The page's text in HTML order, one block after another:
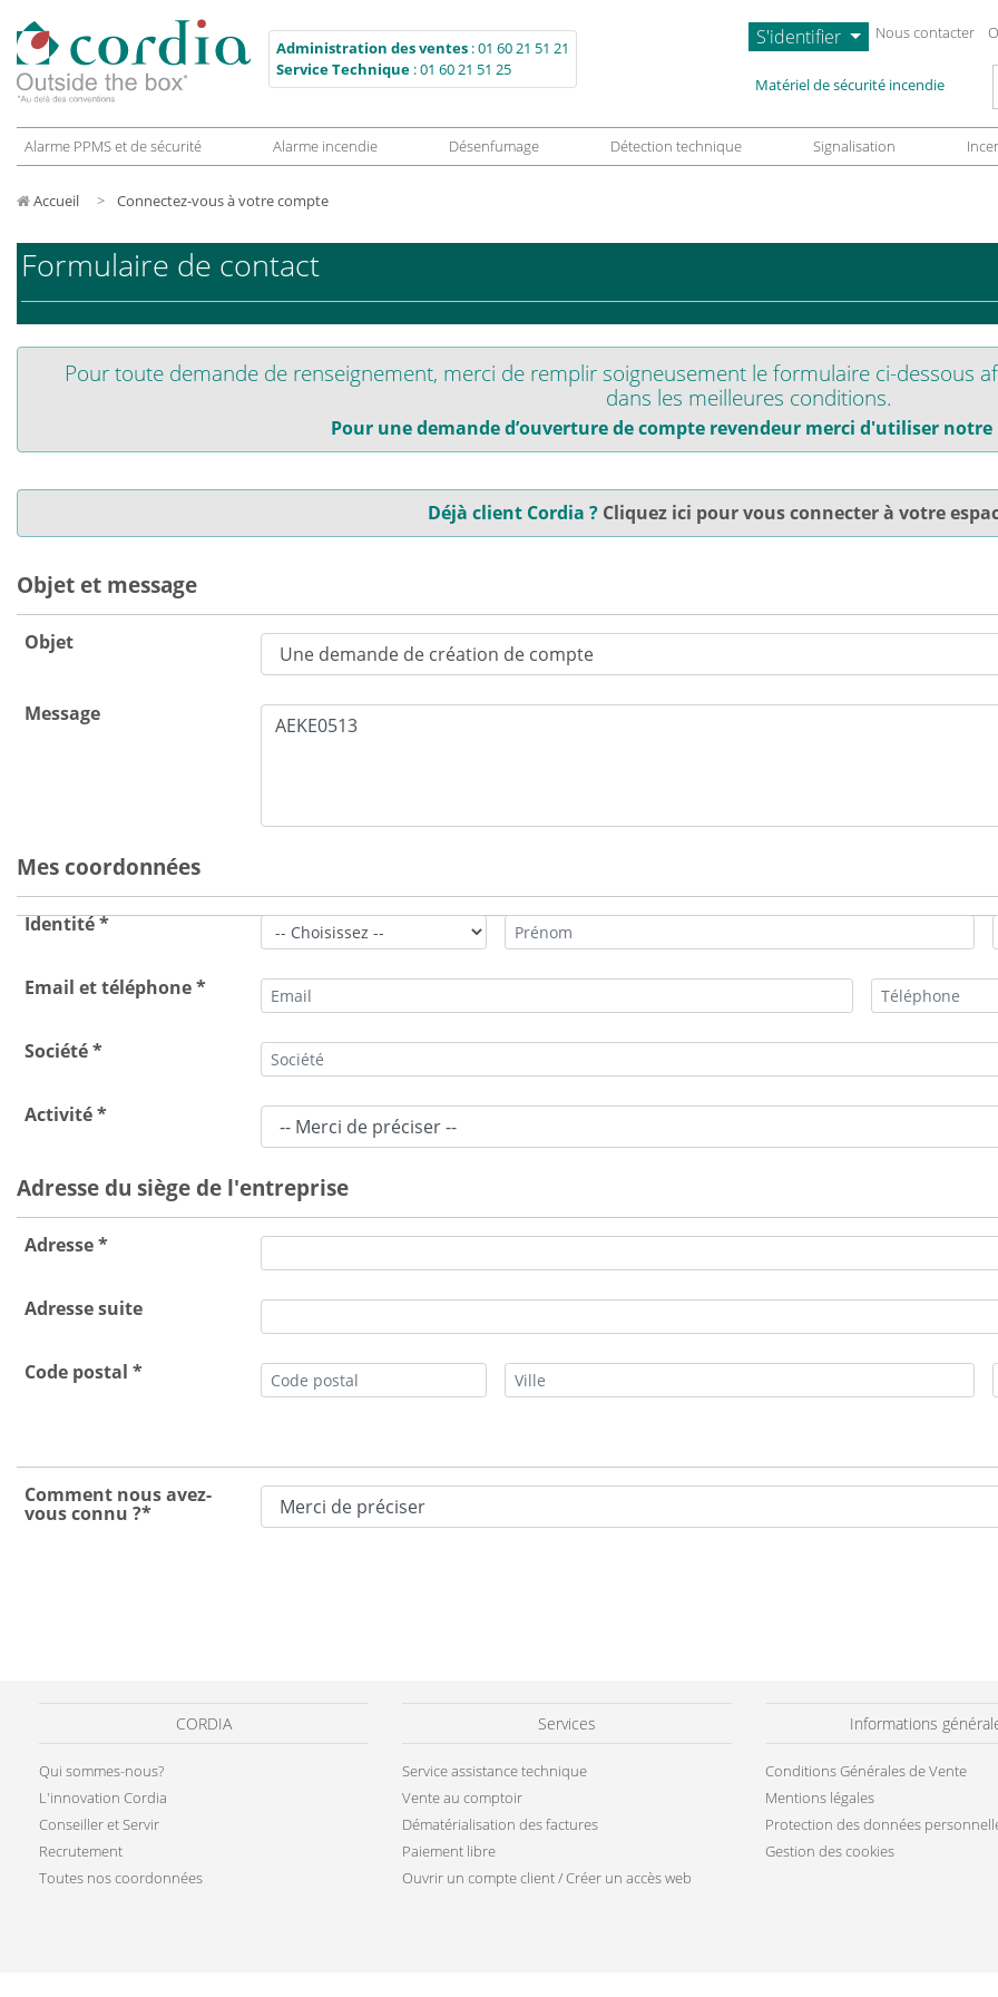
Administration des ventes :01 60 21 51 21
Service Technique :01 60 21 51 25
S'identifier Nous contacter
Matériel de sécurité incendie
Alarme PPMS et de sécurité Alarme incendie Désenfumage Détection technique Signalisation
Accueil Connectez-vous à votre compte
Formulaire de contact
Pour toute demande de renseignement, merci de remplir soigneusement le formulaire ci-dessous
dans les meilleures conditions.
Pour une demande d’ouverture de compte revendeur merci d'utiliser notre
Déjà client Cordia ? Cliquez ici pour vous connecter à votre
Objet et message
Objet
Message
Mes coordonnées
Identité *
Email et téléphone *
Société *
Activité *
Adresse du siège de l'entreprise
Adresse *
Adresse suite
Code postal *
Comment nous avez-
vous connu ?*
CORDIA
Qui sommes-nous?
L'innovation Cordia
Conseiller et Servir
Recrutement
Toutes nos coordonnées
Services
Service assistance technique
Vente au comptoir
Dématérialisation des factures
Paiement libre
Ouvrir un compte client / Créer un accès web
Informations
Conditions Générales de Vente
Mentions légales
Protection des données
Gestion des cookies